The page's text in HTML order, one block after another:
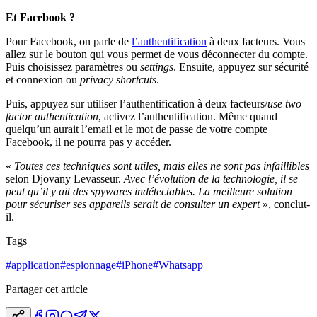
Et Facebook ?
Pour Facebook, on parle de l’authentification à deux facteurs. Vous
allez sur le bouton qui vous permet de vous déconnecter du compte.
Puis choisissez paramètres ou settings. Ensuite, appuyez sur sécurité
et connexion ou privacy shortcuts.
Puis, appuyez sur utiliser l’authentification à deux facteurs/use two
factor authentication, activez l’authentification. Même quand
quelqu’un aurait l’email et le mot de passe de votre compte
Facebook, il ne pourra pas y accéder.
« Toutes ces techniques sont utiles, mais elles ne sont pas infaillibles
selon Djovany Levasseur. Avec l’évolution de la technologie, il se
peut qu’il y ait des spywares indétectables. La meilleure solution
pour sécuriser ses appareils serait de consulter un expert», conclut-
il.
Tags
#application#espionnage#iPhone#Whatsapp
Partager cet article